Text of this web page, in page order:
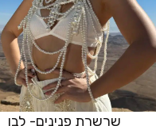
שרשרת פנינים- לבן